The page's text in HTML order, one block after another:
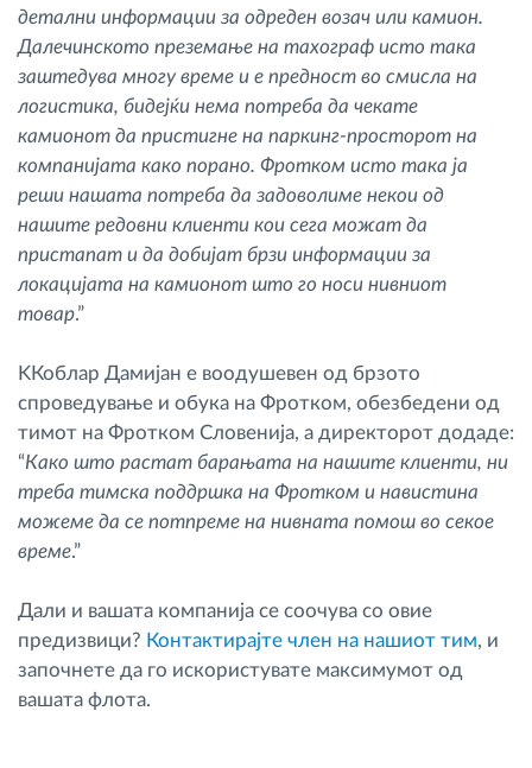
детални информации за одреден возач или камион.
Далечинското преземање на тахограф исто така
заштедува многу време и е предност во смисла на
логистика, бидејќи нема потреба да чекате
камионот да пристигне на паркинг-просторот на
компанијата како порано. Фротком исто така ја
реши нашата потреба да задоволиме некои од
нашите редовни клиенти кои сега можат да
пристапат и да добијат брзи информации за
локацијата на камионот што го носи нивниот
товар.”
KКоблар Дамијан е воодушевен од брзото
спроведување и обука на Фротком, обезбедени од
тимот на Фротком Словенија, а директорот додаде:
“Како што растат барањата на нашите клиенти, ни
треба тимска поддршка на Фротком и навистина
можеме да се потпреме на нивната помош во секое
време.”
Дали и вашата компанија се соочува со овие
предизвици? Контактирајте член на нашиот тим, и
започнете да го искористувате максимумот од
вашата флота.